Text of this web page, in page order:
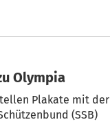
Olympia
Plakate mit der
(SSB)